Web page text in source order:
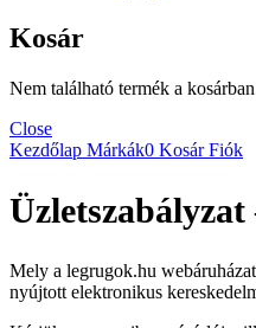
Kosár
Nem található termék a
Close
Kezdőlap Márkák0 KosárFiók
Mely a legrugok.hu
nyújtott elektronikus